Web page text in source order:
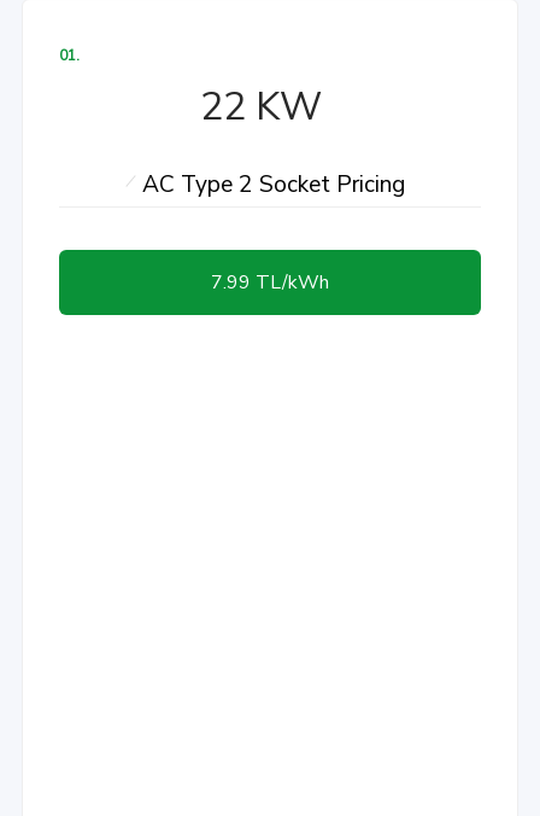
01.
22 KW
AC Type 2 Socket Pricing
7.99 TL/kWh